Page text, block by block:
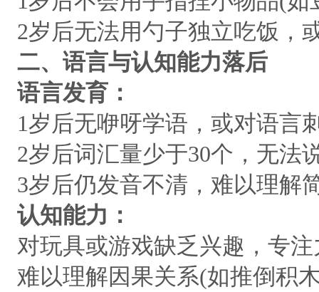
2岁后无法用勺子独立吃饭，
二、语言与认知能力落后
语言发育：
1岁后无咿呀学语，或对语言
2岁后词汇量少于30个，无法
3岁后仍发音不清，难以理解
认知能力：
对玩具或游戏缺乏兴趣，专
难以理解因果关系(如推倒积